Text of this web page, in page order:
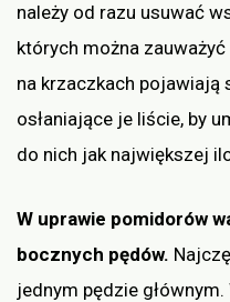
należy od razu usuwać
których można
na krzaczkach pojawiają
osłaniające je liście, by
do nich jak największej
W uprawie pomidorów
bocznych pędów.
jednym pędzie